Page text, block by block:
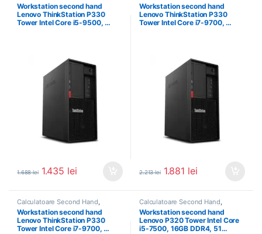
Calculator Second Hand i5 ,
Workstation Second Hand
Workstation second hand
Lenovo ThinkStation P330
Tower Intel Core i5-9500, …
1.688lei 1.435 lei
Calculator Second Hand i7 ,
Workstation Second Hand
Workstation second hand
Lenovo ThinkStation P330
Tower Intel Core i7-9700, …
2.213lei 1.881 lei
Calculatoare Second Hand
Calculator Second Hand i7 ,
Workstation Second Hand
Workstation second hand
Lenovo ThinkStation P330
Tower Intel Core i7-9700, …
Calculatoare Second Hand
Calculator Second Hand i5 ,
Workstation Second Hand
Workstation second hand
Lenovo P320 Tower Intel Core
i5-7500, 16GB DDR4, 51…